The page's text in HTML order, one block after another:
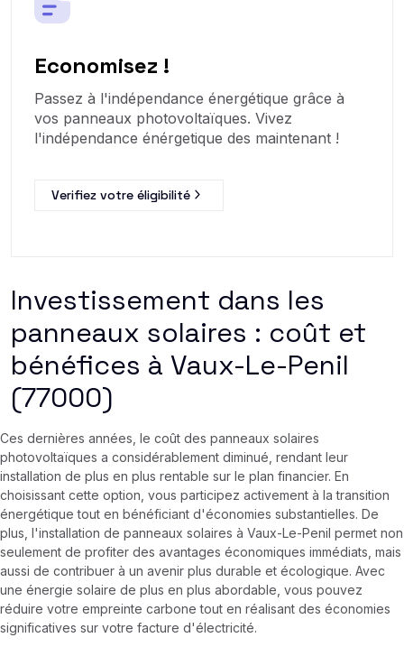
Economisez !
Passez à l'indépendance énergétique grâce à
vos panneaux photovoltaïques. Vivez
l'indépendance énérgetique des maintenant !
Verifiez votre éligibilité
Investissement dans les
panneaux solaires : coût et
bénéfices à Vaux-Le-Penil
(77000)
Ces dernières années, le coût des panneaux solaires
photovoltaïques a considérablement diminué, rendant leur
installation de plus en plus rentable sur le plan financier. En
choisissant cette option, vous participez activement à la transition
énergétique tout en bénéficiant d'économies substantielles. De
plus, l'installation de panneaux solaires à Vaux-Le-Penil permet non
seulement de profiter des avantages économiques immédiats, mais
aussi de contribuer à un avenir plus durable et écologique. Avec
une énergie solaire de plus en plus abordable, vous pouvez
réduire votre empreinte carbone tout en réalisant des économies
significatives sur votre facture d'électricité.